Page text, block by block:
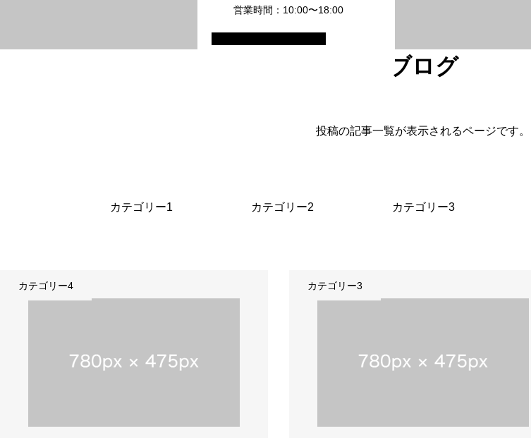
営業時間：10:00〜18:00
ブログ
投稿の記事一覧が表示されるページです。
カテゴリー1 カテゴリー2 カテゴリー3
カテゴリー4 カテゴリー3